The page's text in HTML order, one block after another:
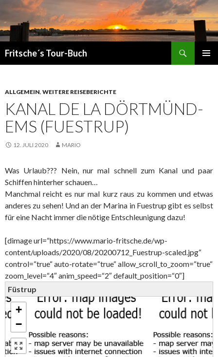
Fritsche´s Tour-Buch
ALLGEMEIN, WEITERE REISEBERICHTE
KANAL DE LA DÖRTMÜND-
EMS (FUESTRUP)
12. JULI 2020 MARIO
Was Urlaub??? Nein, nur mal schnell zum Kanal und paar
Schiffen hinterher schauen…
Manchmal reicht es nur mal kurz raus zu kommen und etwas
anderes zu sehen! Und an der Marina in Fuestrup gibt es selbst
für eine Nacht immer die nötige Entschleunigung dazu!
[dimage url=“https://www.mario-fritsche.de/wp-
content/uploads/2020/08/20200712_Fuestrup-scaled.jpg“
control=“true“ auto-rotate=“true“ allow_scroll_to_zoom=“true“
zoom_level=“4″ anim_speed=“2″ default_position=“0″]
Füstrup
+
−